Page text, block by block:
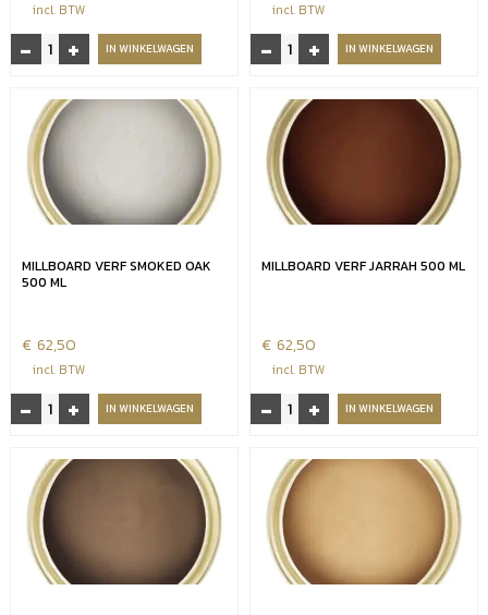
incl. BTW
-
Millboard
bullnose
Jarrah
met
afgeronde
kant
aantal
+ IN WINKELWAGEN
incl. BTW
-
Millboard
verf
Limed
oak
aantal
+ IN WINKELWAGEN
MILLBOARD VERF SMOKED OAK
500 ML
€ 62,50
incl. BTW
-
Millboard
verf
oak
500
aantal
+ IN WINKELWAGEN
MILLBOARD VERF JARRAH 500 ML
€ 62,50
incl. BTW
-
Millboard
verf
500
aantal
+ IN WINKELWAGEN